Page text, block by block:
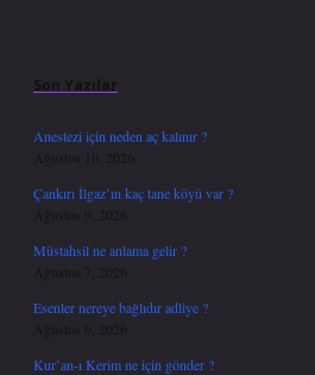
Son Yazılar
Anestezi için neden aç kalınır ?
Ağustos 10, 2026
Çankırı İlgaz’ın kaç tane köyü var ?
Ağustos 9, 2026
Müstahsil ne anlama gelir ?
Ağustos 7, 2026
Esenler nereye bağlıdır adliye ?
Ağustos 6, 2026
Kur’an-ı Kerim ne için gönder ?